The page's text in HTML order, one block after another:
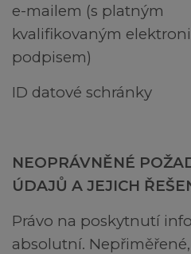
e-mailem (s platným
kvalifikovaným
podpisem)
ID datové schránky
NEOPRÁVNĚNÉ
ÚDAJŮ A JEJICH
Právo na poskytnutí
absolutní.